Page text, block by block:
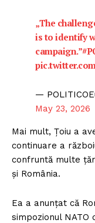
„The
is to identify
campaign.”
—
May 23, 2026
Mai mult, Țoiu a
continuare a
confruntă multe
și România.
Ea a anunțat că
simpozionul